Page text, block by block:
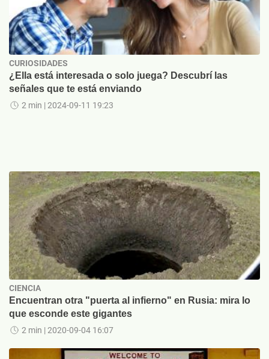
CURIOSIDADES
¿Ella está interesada o solo juega? Descubrí las
señales que te está enviando
2 min | 2024-09-11 19:23
CIENCIA
Encuentran otra "puerta al infierno" en Rusia: mira lo
que esconde este gigantes
2 min | 2020-09-04 16:07